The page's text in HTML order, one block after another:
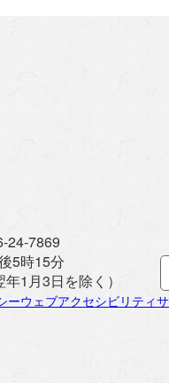
24-7869
5時15分
1月3日を除く）
ーウェブアクセシビリティ